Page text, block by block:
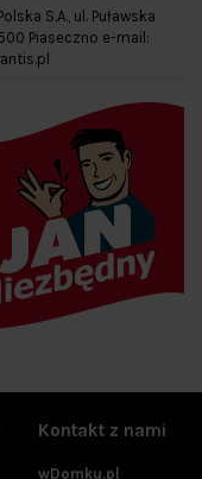
S.A., ul. Puławska
Piaseczno e-mail:
Kontakt z nami
wDomku.pl